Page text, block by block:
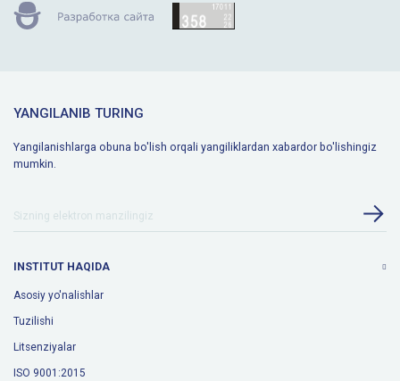
YANGILANIB TURING
Yangilanishlarga obuna bo'lish orqali yangiliklardan xabardor bo'lishingiz
mumkin.
INSTITUT HAQIDA
Asosiy yo'nalishlar
Tuzilishi
Litsenziyalar
ISO 9001:2015